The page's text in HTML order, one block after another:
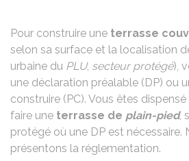
Pour construire une terrasse
selon sa surface et la localisation
urbaine du PLU, secteur protégé),
une déclaration préalable (DP) ou
construire (PC). Vous êtes
faire une terrasse de plain-pied,
protégé où une DP est nécessaire.
présentons la réglementation.